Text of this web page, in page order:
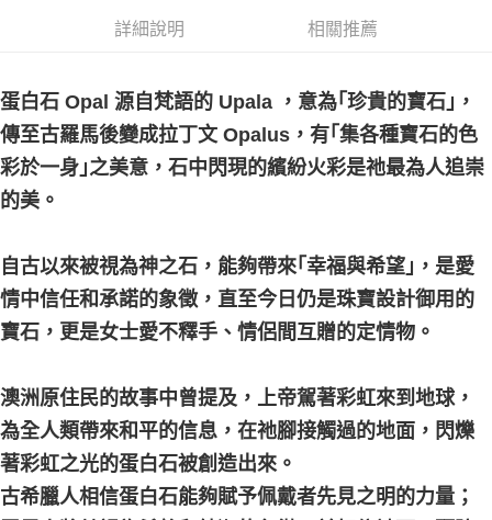
每筆NT$80，滿NT$3,000(含以上)免運費
付款後門市自取
詳細說明 相關推薦
蛋白石 Opal 源自梵語的 Upala ，意為｢珍貴的寶石｣，
傳至古羅馬後變成拉丁文 Opalus，有｢集各種寶石的色
彩於一身｣之美意，石中閃現的繽紛火彩是祂最為人追崇
的美。
自古以來被視為神之石，能夠帶來｢幸福與希望｣，是愛
情中信任和承諾的象徵，直至今日仍是珠寶設計御用的
寶石，更是女士愛不釋手、情侶間互贈的定情物。
澳洲原住民的故事中曾提及，上帝駕著彩虹來到地球，
為全人類帶來和平的信息，在祂腳接觸過的地面，閃爍
著彩虹之光的蛋白石被創造出來。
古希臘人相信蛋白石能夠賦予佩戴者先見之明的力量；